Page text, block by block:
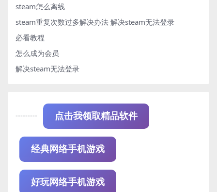
steam怎么离线
steam重复次数过多解决办法 解决steam无法登录
必看教程
怎么成为会员
解决steam无法登录
--------- 点击我领取精品软件
经典网络手机游戏
好玩网络手机游戏